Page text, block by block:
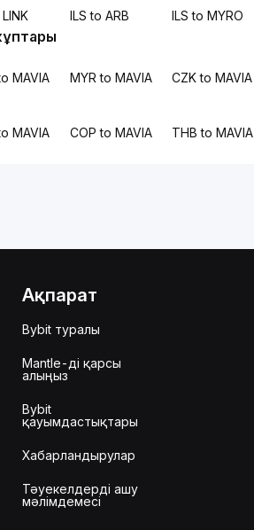
ILS to ARB ILS to MYRO
MAVIA MYR to MAVIA CZK to MAVIA
MAVIA COP to MAVIA THB to MAVIA
Ақпарат
Bybit туралы
Mantle-ді қарсы
алыңыз
Bybit
қауымдастықтары
Хабарландырулар
Тәуекелдерді ашу
мәлімдемесі